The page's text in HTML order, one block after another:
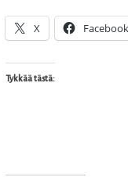
X Facebook
Tykkää tästä: